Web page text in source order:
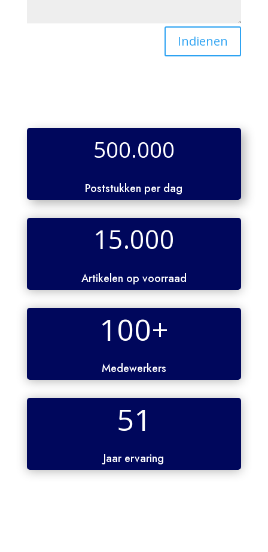
Indienen
500.000
Poststukken per dag
15.000
Artikelen op voorraad
100+
Medewerkers
51
Jaar ervaring